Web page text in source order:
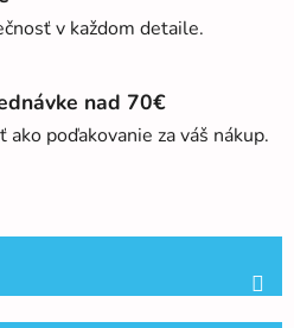
v každom detaile.
nad 70€
ako poďakovanie za váš nákup.